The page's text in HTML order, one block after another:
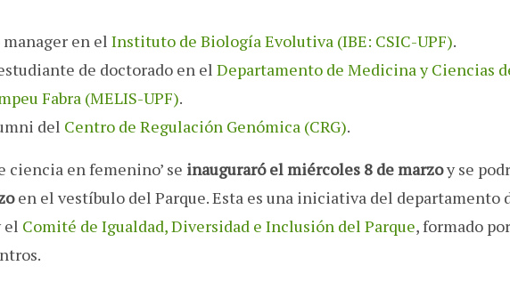
manager en el Instituto de Biología Evolutiva (IBE: CSIC-UPF).
de doctorado en el Departamento de Medicina y Ciencias
Fabra (MELIS-UPF).
del Centro de Regulación Genómica (CRG).
ciencia en femenino’ se inauguraró el miércoles 8 de marzoy se
en el vestíbulo del Parque. Esta es una iniciativa del departamento
el Comité de Igualdad, Diversidad e Inclusión del Parque, formado por